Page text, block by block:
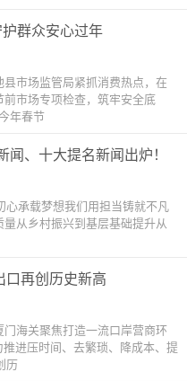
群众安心过年
市场监管局紧抓消费热点，在
市场专项检查，筑牢安全底
年春节
闻、十大提名新闻出炉！
心承载梦想我们用担当铸就不凡
从乡村振兴到基层基础提升从
口再创历史新高
海关聚焦打造一流口岸营商环
进压时间、去繁琐、降成本、提
历